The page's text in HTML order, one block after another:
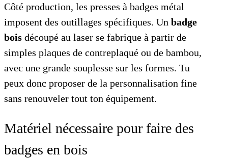
Côté production, les presses à badges métal
imposent des outillages spécifiques. Un badge
bois découpé au laser se fabrique à partir de
simples plaques de contreplaqué ou de bambou,
avec une grande souplesse sur les formes. Tu
peux donc proposer de la personnalisation fine
sans renouveler tout ton équipement.
Matériel nécessaire pour faire des
badges en bois